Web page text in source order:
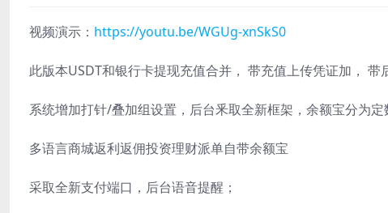
视频演示： https://youtu.be/WGUg-xnSkS0
此版本USDT和银行卡提现充值合并， 带充值上传凭证加， 带
系统增加打针/叠加组设置，后台釆取全新框架，余额宝分为
多语言商城返利返佣投资理财派单自带余额宝
采取全新支付端口，后台语音提醒；